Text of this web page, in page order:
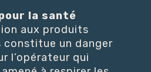
la santé
aux produits
constitue un danger
l’opérateur qui